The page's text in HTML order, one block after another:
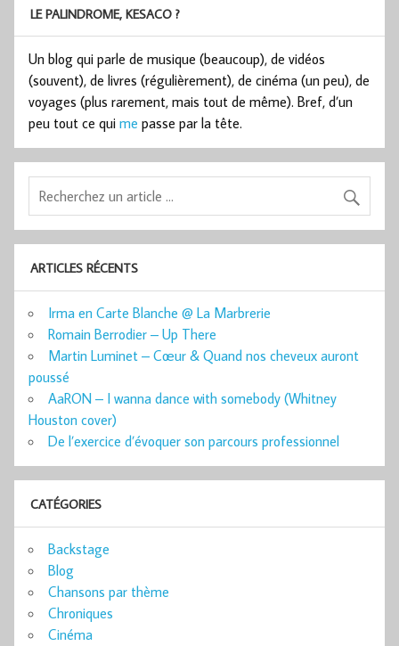
LE PALINDROME, KESACO ?
Un blog qui parle de musique (beaucoup), de vidéos
(souvent), de livres (régulièrement), de cinéma (un peu), de
voyages (plus rarement, mais tout de même). Bref, d’un
peu tout ce qui me passe par la tête.
ARTICLES RÉCENTS
Irma en Carte Blanche @ La Marbrerie
Romain Berrodier – Up There
Martin Luminet – Cœur & Quand nos cheveux auront
poussé
AaRON – I wanna dance with somebody (Whitney
Houston cover)
De l’exercice d’évoquer son parcours professionnel
CATÉGORIES
Backstage
Blog
Chansons par thème
Chroniques
Cinéma